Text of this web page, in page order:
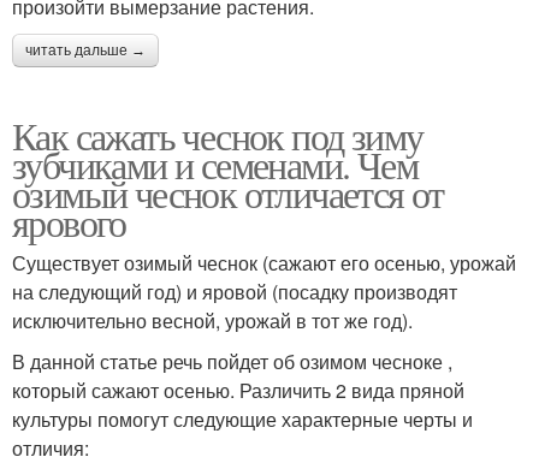
произойти вымерзание растения.
читать дальше →
Как сажать чеснок под зиму
зубчиками и семенами. Чем
озимый чеснок отличается от
ярового
Существует озимый чеснок (сажают его осенью, урожай
на следующий год) и яровой (посадку производят
исключительно весной, урожай в тот же год).
В данной статье речь пойдет об озимом чесноке ,
который сажают осенью. Различить 2 вида пряной
культуры помогут следующие характерные черты и
отличия: